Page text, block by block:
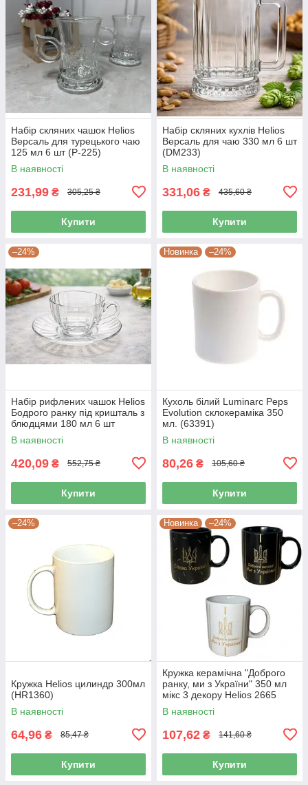
Набір скляних чашок Helios
Версаль для турецького чаю
125 мл 6 шт (P-225)
В наявності
231,99 ₴ 305,25 ₴
Купити
Набір скляних кухлів Helios
Версаль для чаю 330 мл 6 шт
(DM233)
В наявності
331,06 ₴ 435,60 ₴
Купити
–24%
Набір рифлених чашок Helios
Бодрого ранку під кришталь з
блюдцями 180 мл 6 шт
(HY5390BD)
В наявності
420,09 ₴ 552,75 ₴
Купити
Новинка –24%
Кухоль білий Luminarc Peps
Evolution склокераміка 350
мл. (63391)
В наявності
80,26 ₴ 105,60 ₴
Купити
–24%
Кружка Helios цилиндр 300мл
(HR1360)
В наявності
64,96 ₴ 85,47 ₴
Купити
Новинка –24%
Кружка керамічна "Доброго
ранку, ми з України" 350 мл
мікс 3 декору Helios 2665
В наявності
107,62 ₴ 141,60 ₴
Купити